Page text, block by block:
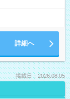
詳細へ
掲載日：2026.08.05